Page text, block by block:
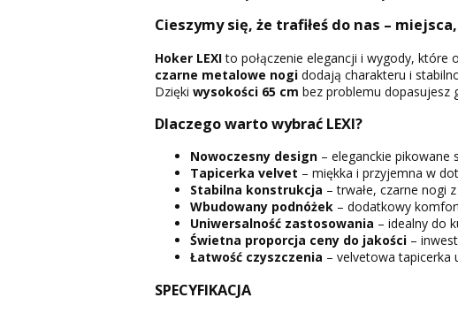
Cieszymy się, że trafiłeś do nas –
Hoker LEXIto połączenie elegancji i wygody, które
czarne metalowe nogidodają charakteru i
Dzięki wysokości 65 cm bez problemu dopasujesz
Dlaczego warto wybrać LEXI?
Nowoczesny design– eleganckie pikowane
Tapicerka velvet – miękka i przyjemna w
Stabilna konstrukcja – trwałe, czarne nogi
Wbudowany podnóżek– dodatkowy
Uniwersalność zastosowania – idealny do
Świetna proporcja ceny do jakości–
Łatwość czyszczenia – velvetowa tapicerka
SPECYFIKACJA